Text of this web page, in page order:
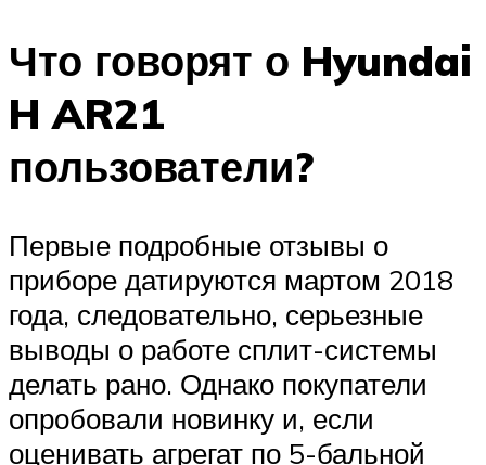
Что говорят о Hyundai
H AR21
пользователи?
Первые подробные отзывы о
приборе датируются мартом 2018
года, следовательно, серьезные
выводы о работе сплит-системы
делать рано. Однако покупатели
опробовали новинку и, если
оценивать агрегат по 5-бальной